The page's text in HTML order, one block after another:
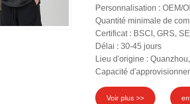
Personnalisation : OEM/
Quantité minimale de
Certificat : BSCI, GRS,
Délai : 30-45 jours
Lieu d'origine :
Capacité
Voir plus >>